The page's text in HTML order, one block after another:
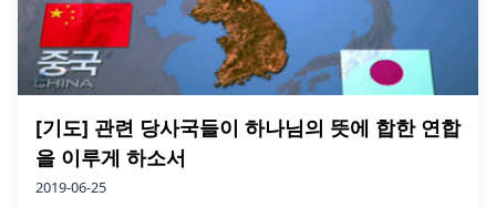
[기도] 관련 당사국들이 하나님의 뜻에 합한 연합
을 이루게 하소서
2019-06-25